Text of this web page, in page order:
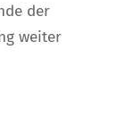
der
weiter